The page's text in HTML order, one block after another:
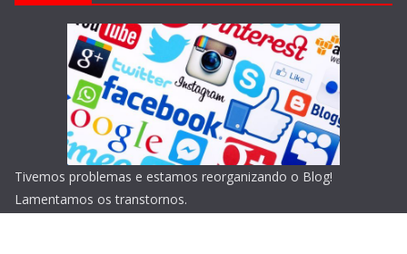
Tivemos problemas e estamos reorganizando o Blog!
Lamentamos os transtornos.